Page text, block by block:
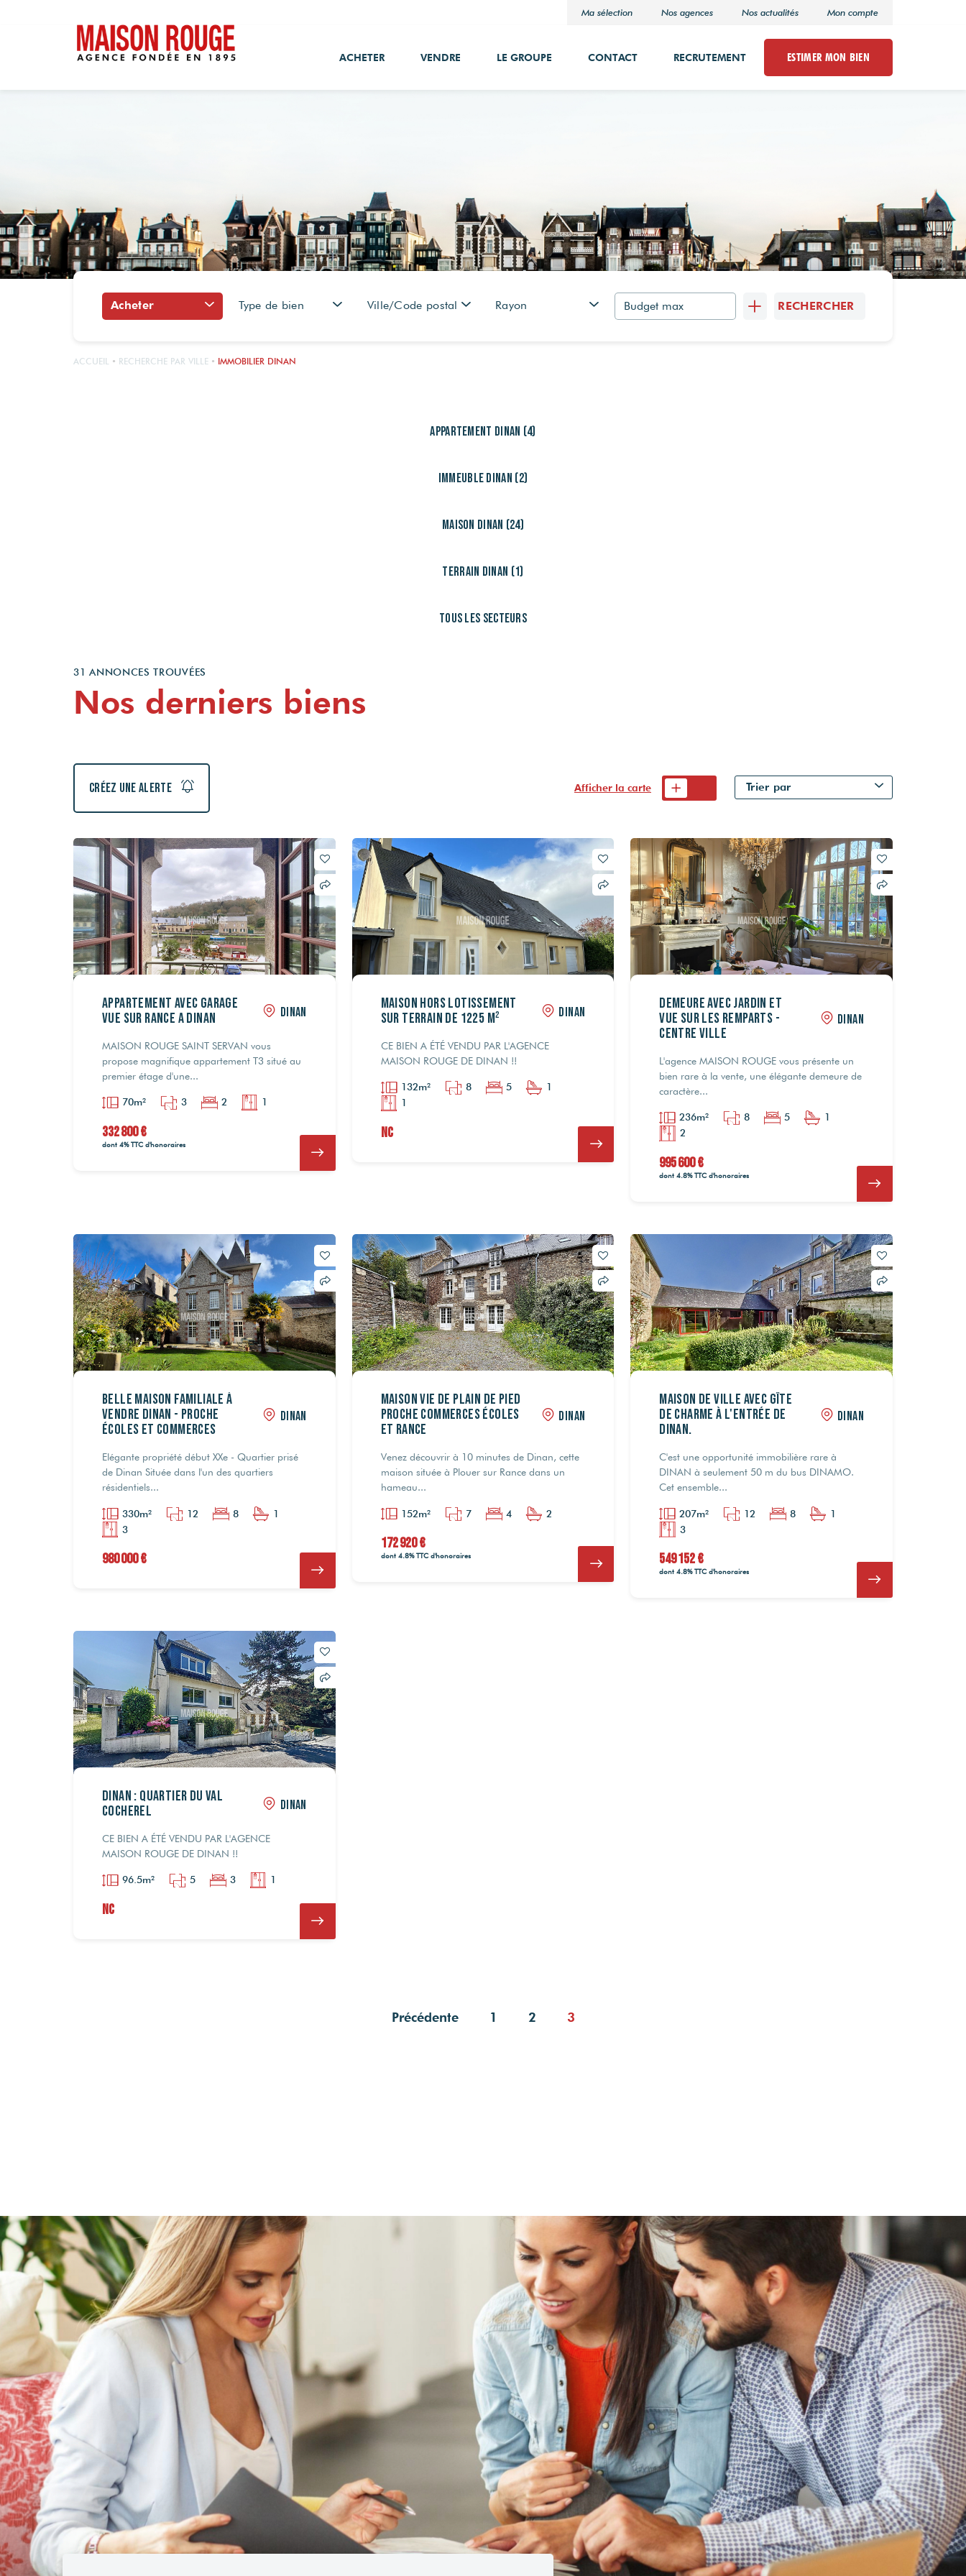
Ma sélection Nos agences Nos actualités Mon compte
ACHETER VENDRE LE GROUPE CONTACT RECRUTEMENT ESTIMER MON BIEN
Acheter Type de bien Ville/Code postal Rayon RECHERCHER
ACCUEIL RECHERCHE PAR VILLE IMMOBILIER DINAN
Appartement Dinan (4)
Immeuble Dinan (2)
Maison Dinan (24)
Terrain Dinan (1)
Tous les secteurs
31 ANNONCES TROUVÉES
Nos derniers biens
Créez une alerte Afficher la carte Trier par
NC
549 152 €
NC
549 152 €
APPARTEMENT AVEC GARAGE
VUE SUR RANCE A DINAN
DINAN
MAISON ROUGE SAINT SERVAN vous
propose magnifique appartement T3 situé au
premier étage d'une...
70m² 3 2 1
332 800 €
dont 4% TTC d'honoraires
Maison hors lotissement
sur terrain de 1225 m²
DINAN
CE BIEN A ÉTÉ VENDU PAR L'AGENCE
MAISON ROUGE DE DINAN !!
132m² 8 5
1
1
NC
Demeure avec jardin et
vue sur les remparts -
Centre ville
DINAN
L'agence MAISON ROUGE vous présente un
bien rare à la vente, une élégante demeure de
caractère...
236m² 8 5
1
2
995 600 €
dont 4.8% TTC d'honoraires
Belle maison familiale à
vendre DINAN - Proche
écoles et commerces
DINAN
Elégante propriété début XXe - Quartier prisé
de Dinan Située dans l'un des quartiers
résidentiels...
330m² 12 8
1
3
980 000 €
Maison vie de plain de pied
proche commerces écoles
et Rance
DINAN
Venez découvrir à 10 minutes de Dinan, cette
maison située à Plouer sur Rance dans un
hameau...
152m² 7 4 2
172 920 €
dont 4.8% TTC d'honoraires
Maison de ville avec gîte
de charme à l'entrée de
DINAN.
DINAN
C'est une opportunité immobilière rare à
DINAN à seulement 50 m du bus DINAMO.
Cet ensemble...
207m² 12 8
1
3
549 152 €
dont 4.8% TTC d'honoraires
DINAN : Quartier du Val
Cocherel
DINAN
CE BIEN A ÉTÉ VENDU PAR L'AGENCE
MAISON ROUGE DE DINAN !!
96.5m² 5 3 1
NC
Précédente 1 2 3